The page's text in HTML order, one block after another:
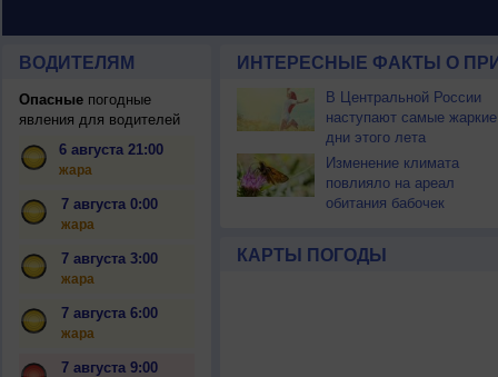
ВОДИТЕЛЯМ
Опасныепогодные
явления для водителей
6 августа 21:00
жара
7 августа 0:00
жара
7 августа 3:00
жара
7 августа 6:00
жара
7 августа 9:00
ИНТЕРЕСНЫЕ ФАКТЫ О
В Центральной России
наступают самые жаркие
дни этого лета
Изменение климата
повлияло на ареал
обитания бабочек
КАРТЫ ПОГОДЫ